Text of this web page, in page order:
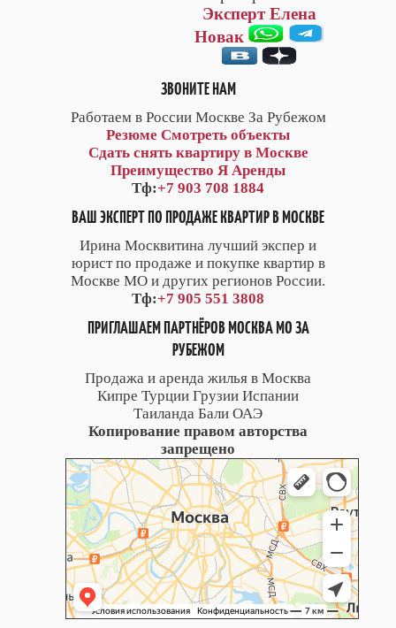
Эксперт Елена
Новак
ЗВОНИТЕ НАМ
Работаем в России Москве За Рубежом
Резюме Смотреть объекты
Сдать снять квартиру в Москве
Преимущество Я Аренды
Тф:+7 903 708 1884
ВАШ ЭКСПЕРТ ПО ПРОДАЖЕ КВАРТИР В МОСКВЕ
Ирина Москвитина лучший экспер и
юрист по продаже и покупке квартир в
Москве МО и других регионов России.
Тф:+7 905 551 3808
ПРИГЛАШАЕМ ПАРТНЁРОВ МОСКВА МО ЗА
РУБЕЖОМ
Продажа и аренда жилья в Москва
Кипре Турции Грузии Испании
Таиланда Бали ОАЭ
Копирование правом авторства
запрещено